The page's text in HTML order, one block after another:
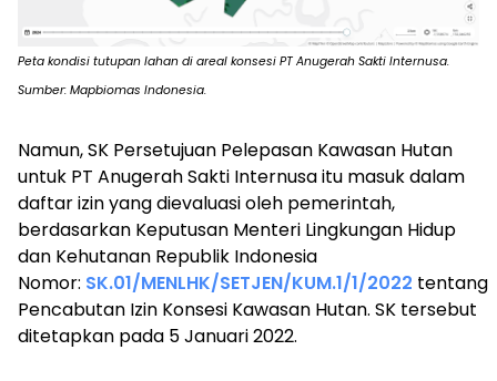
Peta kondisi tutupan lahan di areal konsesi PT Anugerah Sakti Internusa.
Sumber: Mapbiomas Indonesia.
Namun, SK Persetujuan Pelepasan Kawasan Hutan
untuk PT Anugerah Sakti Internusa itu masuk dalam
daftar izin yang dievaluasi oleh pemerintah,
berdasarkan Keputusan Menteri Lingkungan Hidup
dan Kehutanan Republik Indonesia
Nomor: SK.01/MENLHK/SETJEN/KUM.1/1/2022 tentang
Pencabutan Izin Konsesi Kawasan Hutan. SK tersebut
ditetapkan pada 5 Januari 2022.